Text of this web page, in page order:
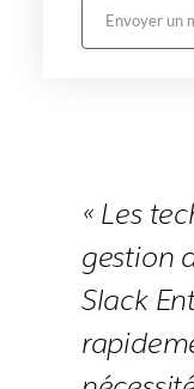
Envoyer un
« Les
gestion
Slack